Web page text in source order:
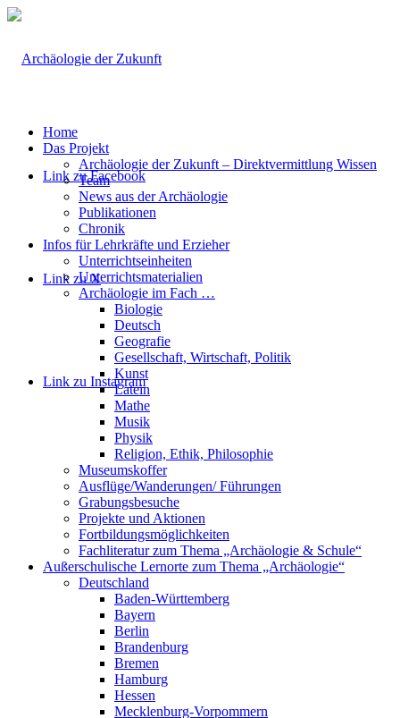
Link zu Facebook
Link zu X
Link zu Instagram
Home
Das Projekt
Archäologie der Zukunft – Direktvermittlung Wissen
Team
News aus der Archäologie
Publikationen
Chronik
Infos für Lehrkräfte und Erzieher
Unterrichtseinheiten
Unterrichtsmaterialien
Archäologie im Fach …
Biologie
Deutsch
Geografie
Gesellschaft, Wirtschaft, Politik
Kunst
Latein
Mathe
Musik
Physik
Religion, Ethik, Philosophie
Museumskoffer
Ausflüge/Wanderungen/ Führungen
Grabungsbesuche
Projekte und Aktionen
Fortbildungsmöglichkeiten
Fachliteratur zum Thema „Archäologie & Schule“
Außerschulische Lernorte zum Thema „Archäologie“
Deutschland
Baden-Württemberg
Bayern
Berlin
Brandenburg
Bremen
Hamburg
Hessen
Mecklenburg-Vorpommern